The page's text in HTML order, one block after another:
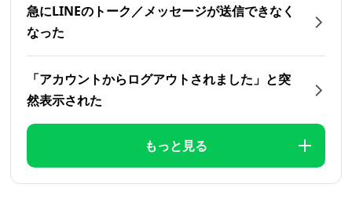
急にLINEのトーク／メッセージが送信できなく
なった
「アカウントからログアウトされました」と突
然表示された
もっと見る